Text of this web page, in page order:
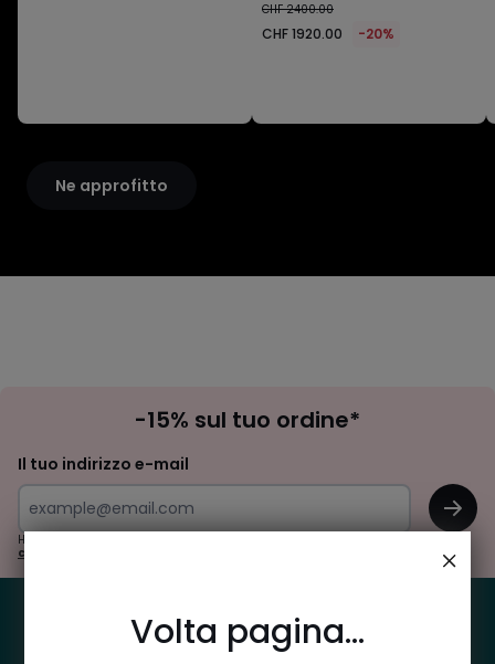
1920.00
invece
20%
CHF 2400.00
CHF 1920.00 -20%
Ne approfitto
newsletter
-15% sul tuo ordine*
Il tuo indirizzo e-mail
OK
Hai già un account cliente? Iscriviti alla newsletter dal tuo spazio personale
cliccando qui
RESO GRATUITO PRESSO PUNTO
Volta pagina...